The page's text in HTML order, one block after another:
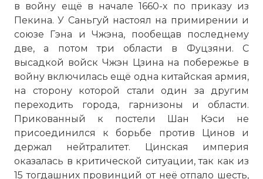
в войну ещё в начале 1660-х по приказу из
Пекина. У Саньгуй настоял на примирении и
союзе Гэна и Чжэна, пообещав последнему
две, а потом три области в Фуцзяни. С
высадкой войск Чжэн Цзина на побережье в
войну включилась ещё одна китайская армия,
на сторону которой стали один за другим
переходить города, гарнизоны и области.
Прикованный к постели Шан Кэси не
присоединился к борьбе против Цинов и
держал нейтралитет. Цинская империя
оказалась в критической ситуации, так как из
15 тогдашних провинций от неё отпало шесть,